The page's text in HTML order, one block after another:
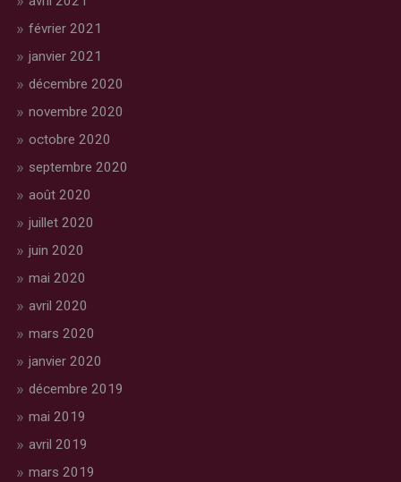
février 2021
janvier 2021
décembre 2020
novembre 2020
octobre 2020
septembre 2020
août 2020
juillet 2020
juin 2020
mai 2020
avril 2020
mars 2020
janvier 2020
décembre 2019
mai 2019
avril 2019
mars 2019